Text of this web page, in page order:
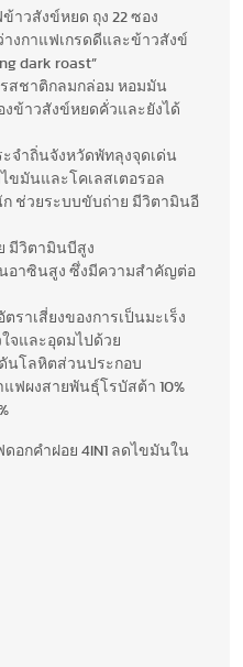
าวสังข์หยด ถุง 22 ซอง
งกาแฟเกรดดีและข้าวสังข์
dark roast”
สชาติกลมกล่อม หอมมัน
ข้าวสังข์หยดคั่วและยังได้
จำถิ่นจังหวัดพัทลุงจุดเด่น
ขมันและโคเลสเตอรอล
ช่วยระบบขับถ่าย มีวิตามินอี
มีวิตามินบีสูง
อาซินสูง ซึ่งมีความสำคัญต่อ
าเสี่ยงของการเป็นมะเร็ง
จและอุดมไปด้วย
นโลหิตส่วนประกอบ
แฟผงสายพันธุ์โรบัสต้า 10%
อกคำฝอย 4IN1 ลดไขมันใน